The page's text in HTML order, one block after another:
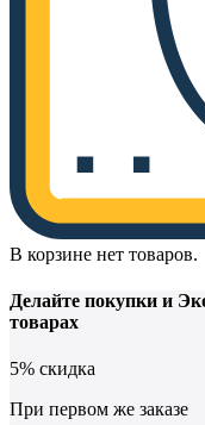
В корзине нет товаров.
Делайте покупки и
товарах
5% скидка
При первом же заказе